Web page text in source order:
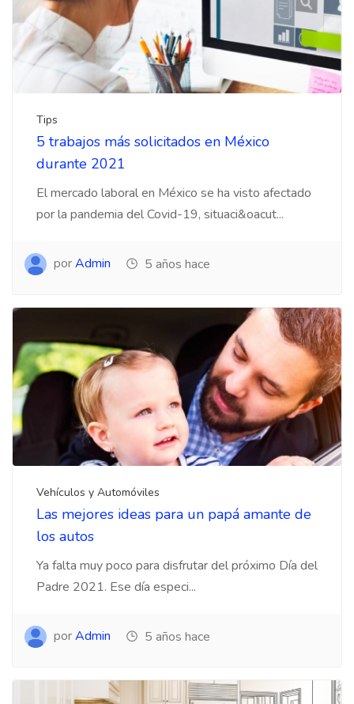
Tips
5 trabajos más solicitados en México
durante 2021
El mercado laboral en México se ha visto afectado
por la pandemia del Covid-19, situaci&oacut...
porAdmin 5 años hace
Vehículos y Automóviles
Las mejores ideas para un papá amante de
los autos
Ya falta muy poco para disfrutar del próximo Día del
Padre 2021. Ese día especi...
porAdmin 5 años hace